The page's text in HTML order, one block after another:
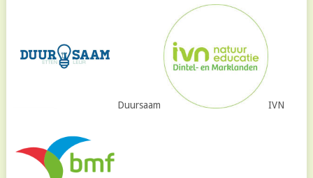
Duursaam IVN